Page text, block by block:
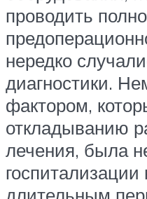
проводить
нередко
диагностики.
фактором,
откладыванию
лечения, была
госпитализации